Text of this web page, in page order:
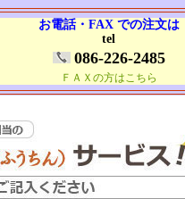
お電話・FAX での注文は
tel
086-226-2485
ＦＡＸの方はこちら